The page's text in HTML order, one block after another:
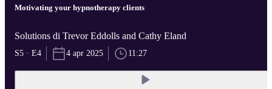
Motivating your hypnotherapy clients
Solutions di Trevor Eddolls and Cathy Eland
S5 · E4 4 apr 2025 11:27